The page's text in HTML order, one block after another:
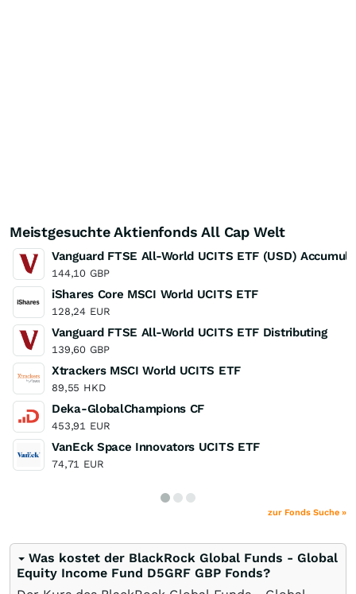
Meistgesuchte Aktienfonds All Cap Welt
Vanguard FTSE All-World UCITS ETF (USD)
144,10 GBP
iShares Core MSCI World UCITS ETF
128,24 EUR
Vanguard FTSE All-World UCITS ETF Distributing
139,60 GBP
Xtrackers MSCI World UCITS ETF
89,55 HKD
Deka-GlobalChampions CF
453,91 EUR
VanEck Space Innovators UCITS ETF
74,71 EUR
zur Fonds Suche »
Was kostet der BlackRock Global Funds - Global
Equity Income Fund D5GRF GBP Fonds?